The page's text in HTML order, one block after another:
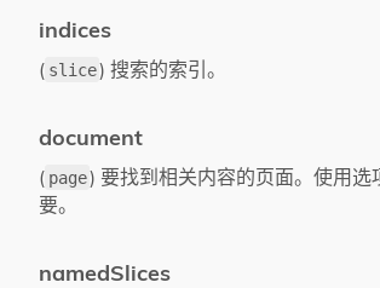
indices
( slice) 搜索的索引。
document
( page) 要找到相关内容的页面。使用选
要。
namedSlices